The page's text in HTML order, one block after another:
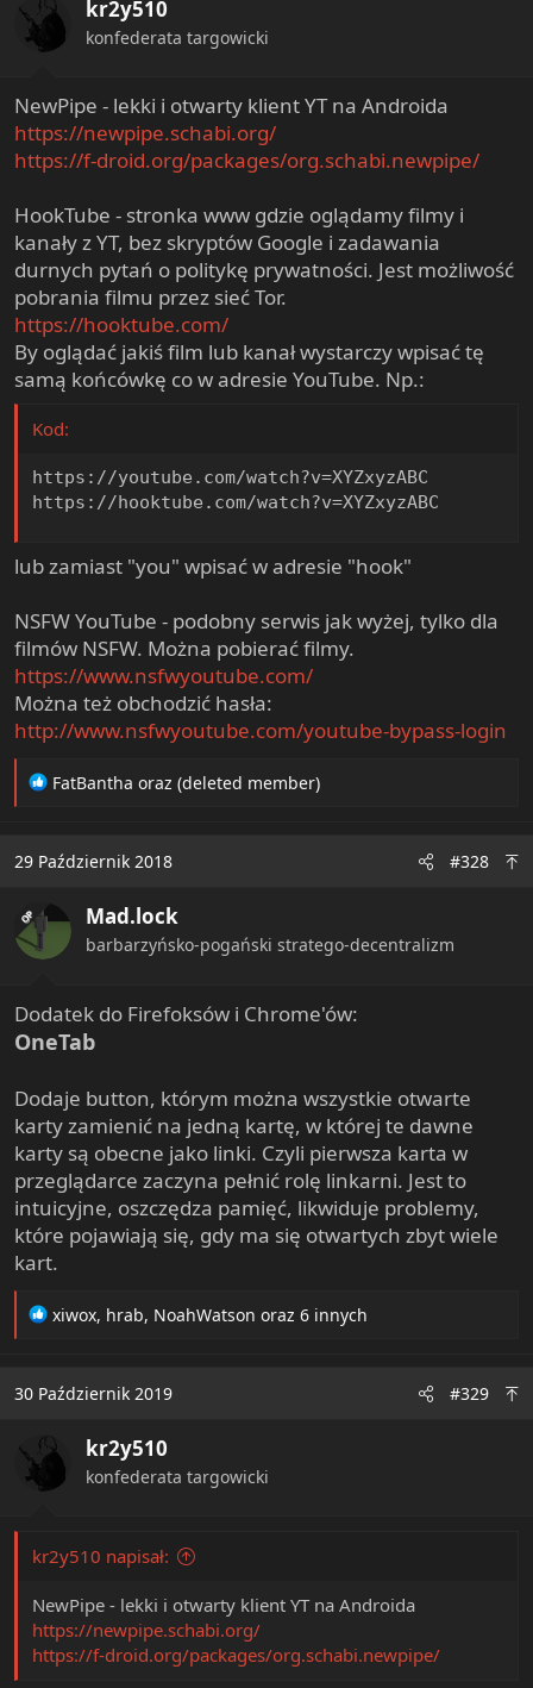
kr2y510
konfederata targowicki
NewPipe - lekki i otwarty klient YT na Androida
https://newpipe.schabi.org/
https://f-droid.org/packages/org.schabi.newpipe/
HookTube - stronka www gdzie oglądamy filmy i
kanały z YT, bez skryptów Google i zadawania
durnych pytań o politykę prywatności. Jest możliwość
pobrania filmu przez sieć Tor.
https://hooktube.com/
By oglądać jakiś film lub kanał wystarczy wpisać tę
samą końcówkę co w adresie YouTube. Np.:
Kod:
https://youtube.com/watch?v=XYZxyzABC
https://hooktube.com/watch?v=XYZxyzABC
lub zamiast "you" wpisać w adresie "hook"
NSFW YouTube - podobny serwis jak wyżej, tylko dla
filmów NSFW. Można pobierać filmy.
https://www.nsfwyoutube.com/
Można też obchodzić hasła:
http://www.nsfwyoutube.com/youtube-bypass-login
R
t
o
s
FatBantha oraz (deleted member)
29 Październik 2018 #328
OP Mad.lock
barbarzyńsko-pogański stratego-decentralizm
Dodatek do Firefoksów i Chrome'ów:
OneTab
Dodaje button, którym można wszystkie otwarte
karty zamienić na jedną kartę, w której te dawne
karty są obecne jako linki. Czyli pierwsza karta w
przeglądarce zaczyna pełnić rolę linkarni. Jest to
intuicyjne, oszczędza pamięć, likwiduje problemy,
które pojawiają się, gdy ma się otwartych zbyt wiele
kart.
R
t
o
s
xiwox, hrab, NoahWatson oraz 6 innych
30 Październik 2019 #329
kr2y510
konfederata targowicki
kr2y510 napisał:
NewPipe - lekki i otwarty klient YT na Androida
https://newpipe.schabi.org/
https://f-droid.org/packages/org.schabi.newpipe/